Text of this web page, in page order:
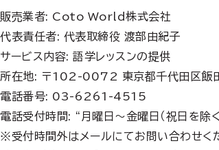
販売業者: Coto World株式会社
代表責任者: 代表取締役 渡部由紀子
サービス内容: 語学レッスンの提供
所在地: 〒102-0072 東京都千代田区飯
電話番号: 03-6261-4515
電話受付時間: “月曜日～金曜日（祝日を
※受付時間外はメールにてお問い合わせく